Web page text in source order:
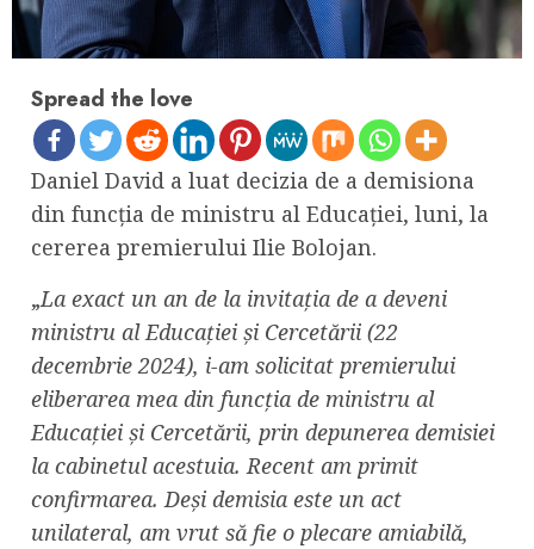
Spread the love
Daniel David a luat decizia de a demisiona
din funcția de ministru al Educației, luni, la
cererea premierului Ilie Bolojan.
„La exact un an de la invitația de a deveni
ministru al Educației și Cercetării (22
decembrie 2024), i-am solicitat premierului
eliberarea mea din funcția de ministru al
Educației și Cercetării, prin depunerea demisiei
la cabinetul acestuia. Recent am primit
confirmarea. Deși demisia este un act
unilateral, am vrut să fie o plecare amiabilă,